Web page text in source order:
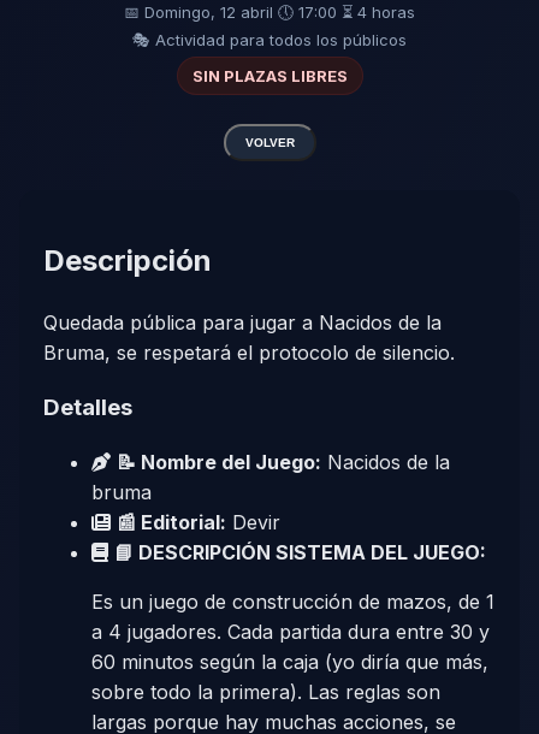
📅 Domingo, 12 abril 🕔 17:00 ⏳ 4 horas
🎭 Actividad para todos los públicos
SIN PLAZAS LIBRES
VOLVER
Descripción
Quedada pública para jugar a Nacidos de la
Bruma, se respetará el protocolo de silencio.
Detalles
📝 Nombre del Juego: Nacidos de la
bruma
📰 Editorial: Devir
📘 DESCRIPCIÓN SISTEMA DEL JUEGO:
Es un juego de construcción de mazos, de 1
a 4 jugadores. Cada partida dura entre 30 y
60 minutos según la caja (yo diría que más,
sobre todo la primera). Las reglas son
largas porque hay muchas acciones, se